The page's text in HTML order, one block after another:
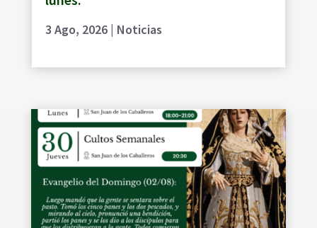
3 Ago, 2026| Noticias